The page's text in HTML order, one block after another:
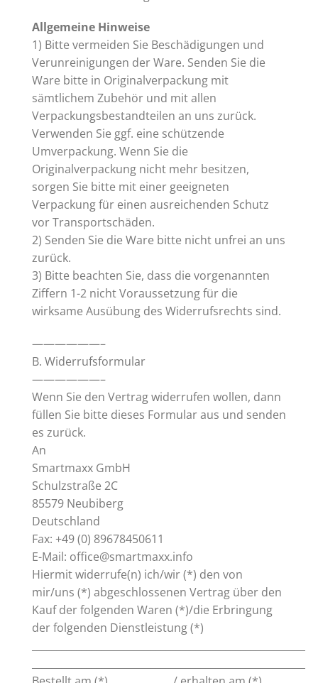
Allgemeine Hinweise
1) Bitte vermeiden Sie Beschädigungen und
Verunreinigungen der Ware. Senden Sie die
Ware bitte in Originalverpackung mit
sämtlichem Zubehör und mit allen
Verpackungsbestandteilen an uns zurück.
Verwenden Sie ggf. eine schützende
Umverpackung. Wenn Sie die
Originalverpackung nicht mehr besitzen,
sorgen Sie bitte mit einer geeigneten
Verpackung für einen ausreichenden Schutz
vor Transportschäden.
2) Senden Sie die Ware bitte nicht unfrei an uns
zurück.
3) Bitte beachten Sie, dass die vorgenannten
Ziffern 1-2 nicht Voraussetzung für die
wirksame Ausübung des Widerrufsrechts sind.
——————–
B. Widerrufsformular
——————–
Wenn Sie den Vertrag widerrufen wollen, dann
füllen Sie bitte dieses Formular aus und senden
es zurück.
An
Smartmaxx GmbH
Schulzstraße 2C
85579 Neubiberg
Deutschland
Fax: +49 (0) 89678450611
E-Mail: office@smartmaxx.info
Hiermit widerrufe(n) ich/wir (*) den von
mir/uns (*) abgeschlossenen Vertrag über den
Kauf der folgenden Waren (*)/die Erbringung
der folgenden Dienstleistung (*)